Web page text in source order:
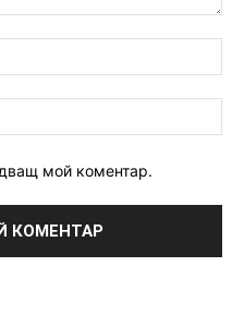
мой коментар.